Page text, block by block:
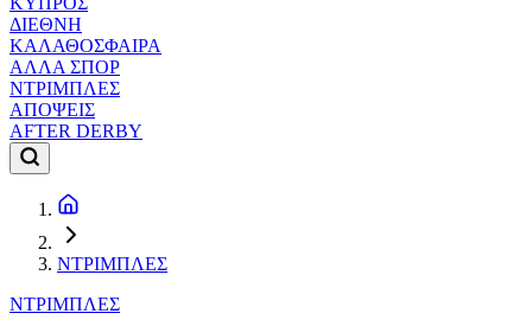
ΔΙΕΘΝΗ
ΚΑΛΑΘΟΣΦΑΙΡΑ
ΑΛΛΑ ΣΠΟΡ
ΝΤΡΙΜΠΛΕΣ
ΑΠΟΨΕΙΣ
AFTER DERBY
ΝΤΡΙΜΠΛΕΣ
ΝΤΡΙΜΠΛΕΣ